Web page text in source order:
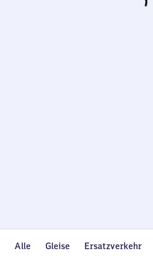
Alle Gleise Ersatzverkehr
Wird